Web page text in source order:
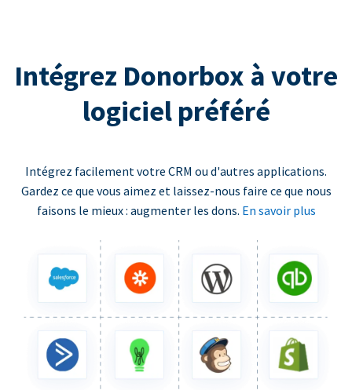
Intégrez Donorbox à votre
logiciel préféré
Intégrez facilement votre CRM ou d'autres applications.
Gardez ce que vous aimez et laissez-nous faire ce que nous
faisons le mieux : augmenter les dons. En savoir plus